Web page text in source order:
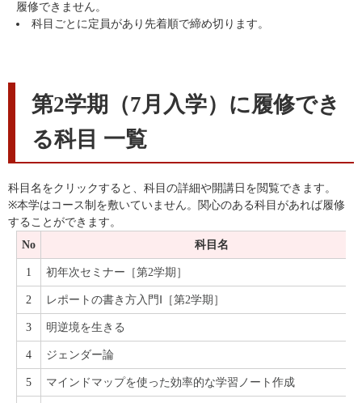
履修できません。
科目ごとに定員があり先着順で締め切ります。
第2学期（7月入学）に履修でき
る科目 一覧
科目名をクリックすると、科目の詳細や開講日を閲覧できます。
※本学はコース制を敷いていません。関心のある科目があれば履修
することができます。
No
科目名
1 初年次セミナー［第2学期］
2 レポートの書き方入門Ⅰ［第2学期］
3 明逆境を生きる
4 ジェンダー論
5 マインドマップを使った効率的な学習ノート作成